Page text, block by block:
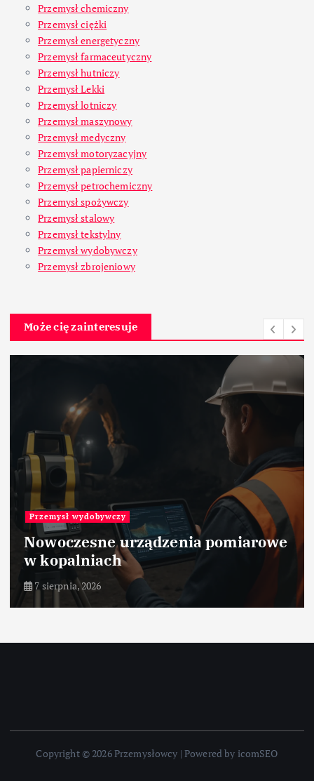
Przemysł chemiczny
Przemysł ciężki
Przemysł energetyczny
Przemysł farmaceutyczny
Przemysł hutniczy
Przemysł Lekki
Przemysł lotniczy
Przemysł maszynowy
Przemysł medyczny
Przemysł motoryzacyjny
Przemysł papierniczy
Przemysł petrochemiczny
Przemysł spożywczy
Przemysł stalowy
Przemysł tekstylny
Przemysł wydobywczy
Przemysł zbrojeniowy
Może cię zainteresuje
Materiały
Ceramika tlenkowa Al2O3 –
ceramika – zastosowanie w
przemyśle
7 sierpnia, 2026
Copyright © 2026 Przemysłowcy | Powered by icomSEO